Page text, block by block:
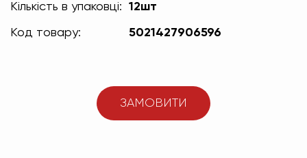
Кількість в упаковці: 12шт
Код товару: 5021427906596
ЗАМОВИТИ